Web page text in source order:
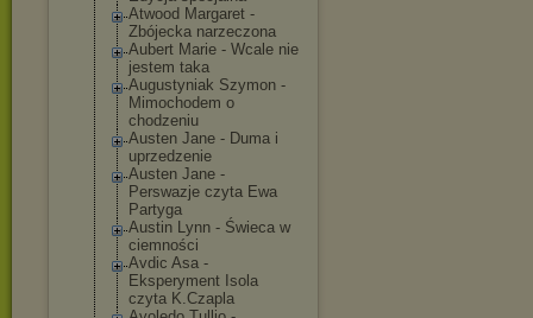
Atwood Margaret -
Zbójecka narzeczona
Aubert Marie - Wcale nie
jestem taka
Augustyniak Szymon -
Mimochodem o
chodzeniu
Austen Jane - Duma i
uprzedzenie
Austen Jane -
Perswazje czyta Ewa
Partyga
Austin Lynn - Świeca w
ciemności
Avdic Asa -
Eksperyment Isola
czyta K.Czapla